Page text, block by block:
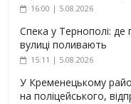
16:00 | 5.08.2026
Спека у Тернополі: де
вулиці поливають
15:11 | 5.08.2026
У Кременецькому
на поліцейського,